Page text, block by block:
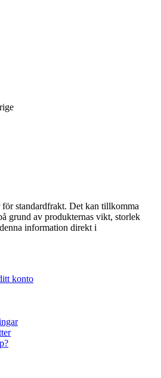
standardfrakt. Det kan tillkomma
grund av produkternas vikt, storlek
information direkt i
konto